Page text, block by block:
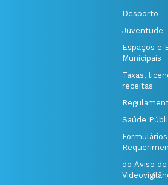
Desporto
Juventude
Espaços e
Municipais
Taxas,
receitas
Saúde
do Aviso